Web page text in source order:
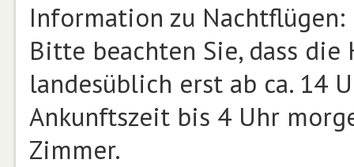
Information zu Nachtflügen:
Bitte beachten Sie, dass
landesüblich erst ab ca. 14
Ankunftszeit bis 4 Uhr
Zimmer.